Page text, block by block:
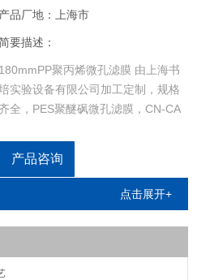
产品厂地：上海市
要描述：
180mmPP聚丙烯微孔滤膜 由上海书
实验设备有限公司加工定制，规格
全，PES聚醚砜微孔滤膜，CN-CA
，NYLON尼龙微孔滤膜，CELL超
滤纤维素微孔滤膜，PP聚丙烯微孔滤
聚偏氟乙烯微孔滤膜，MCE混
产品咨询
点击展开+